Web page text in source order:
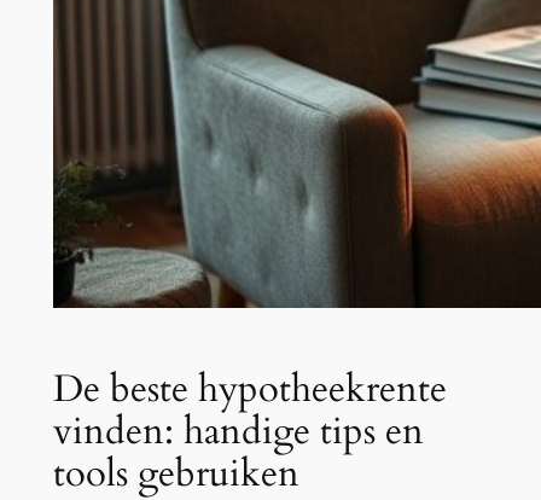
De beste hypotheekrente
vinden: handige tips en
tools gebruiken